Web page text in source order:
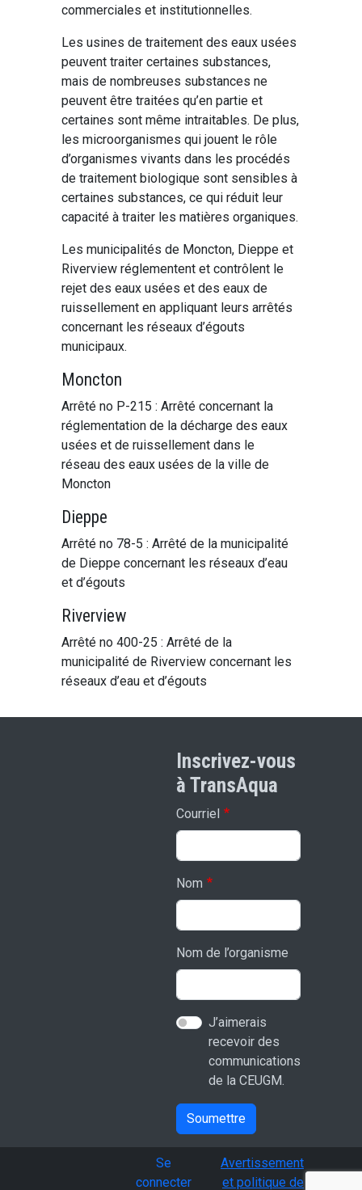
commerciales et institutionnelles.
Les usines de traitement des eaux usées
peuvent traiter certaines substances,
mais de nombreuses substances ne
peuvent être traitées qu’en partie et
certaines sont même intraitables. De plus,
les microorganismes qui jouent le rôle
d’organismes vivants dans les procédés
de traitement biologique sont sensibles à
certaines substances, ce qui réduit leur
capacité à traiter les matières organiques.
Les municipalités de Moncton, Dieppe et
Riverview réglementent et contrôlent le
rejet des eaux usées et des eaux de
ruissellement en appliquant leurs arrêtés
concernant les réseaux d’égouts
municipaux.
Moncton
Arrêté no P-215 : Arrêté concernant la
réglementation de la décharge des eaux
usées et de ruissellement dans le
réseau des eaux usées de la ville de
Moncton
Dieppe
Arrêté no 78-5 : Arrêté de la municipalité
de Dieppe concernant les réseaux d’eau
et d’égouts
Riverview
Arrêté no 400-25 : Arrêté de la
municipalité de Riverview concernant les
réseaux d’eau et d’égouts
Inscrivez-vous
à TransAqua
Courriel
Nom
Nom de l’organisme
J’aimerais
recevoir des
communications
de la CEUGM.
Soumettre
User account menu
Se
connecter
Avertissement
et politique de